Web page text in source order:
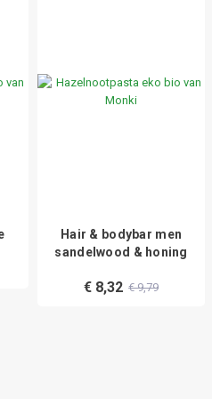
Hair & bodybar men
sandelwood & honing
€ 8,32 € 9,79